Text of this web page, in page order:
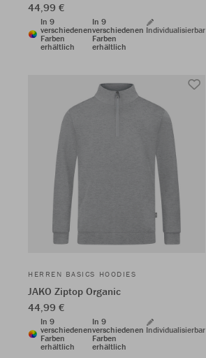
44,99 €
In 9
verschiedenen
Farben
erhältlich
In 9
verschiedenen
Farben
erhältlich
Individualisierbar
HERREN BASICS HOODIES
JAKO Ziptop Organic
44,99 €
In 9
verschiedenen
Farben
erhältlich
In 9
verschiedenen
Farben
erhältlich
Individualisierbar